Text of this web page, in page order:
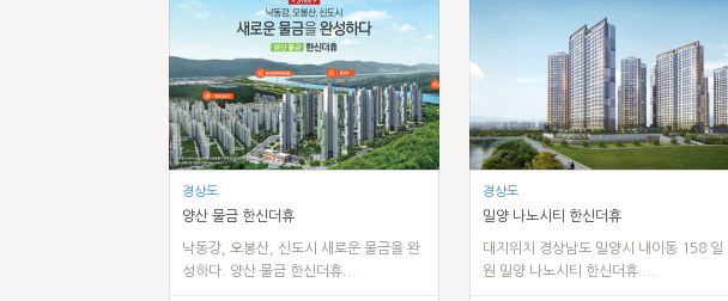
경상도
양산 물금 한신더휴
낙동강, 오봉산, 신도시 새로운 물금을 완
성하다. 양산 물금 한신더휴...
경상도
밀양 나노시티 한신더휴
대지위치 경상남도 밀양시 내이동 158 일
원 밀양 나노시티 한신더휴 ...